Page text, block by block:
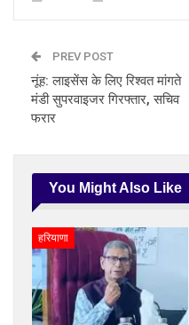
PREV POST
नूंह: लाइसेंस के लिए रिश्वत मांगते
मंडी सुपरवाइजर गिरफ्तार, सचिव
फरार
You Might Also Like
हरियाणा